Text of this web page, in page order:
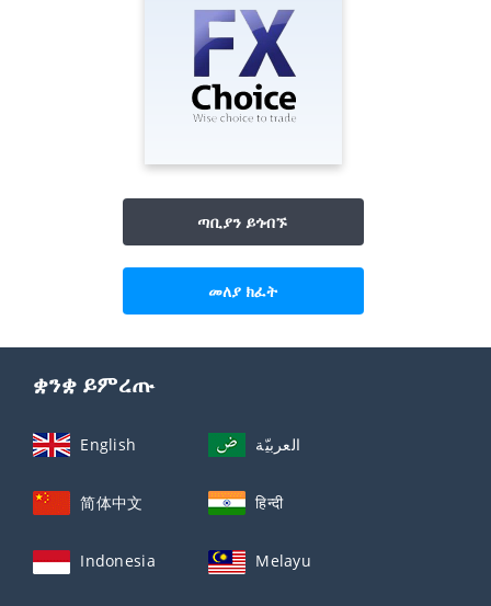
ጣቢያን ይጎብኙ
መለያ ክፈት
ቋንቋ ይምረጡ
English العربيّة
简体中文 हिन्दी
Indonesia Melayu